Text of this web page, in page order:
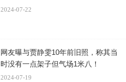
2024-07-22
网友曝与贾静雯10年前旧照，称其当
时没有一点架子但气场1米八！
2024-07-19